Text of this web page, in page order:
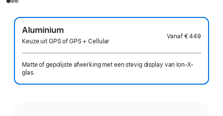
Aluminium
Keuze uit GPS of GPS + Cellular
Vanaf € 449
Matte of gepolijste afwerking met een stevig display van Ion-X-
glas.